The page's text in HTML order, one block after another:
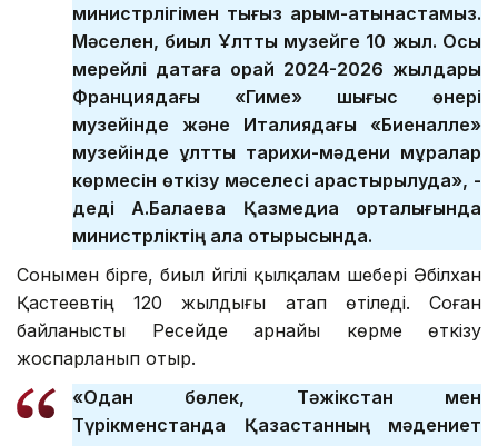
министрлігімен тығыз қарым-қатынастамыз.
Мәселен, биыл Ұлттық музейге 10 жыл. Осы
мерейлі датаға орай 2024-2026 жылдары
Франциядағы «Гиме» шығыс өнері
музейінде және Италиядағы «Биеналле»
музейінде ұлттық тарихи-мәдени мұралар
көрмесін өткізу мәселесі қарастырылуда», -
деді А.Балаева Қазмедиа орталығында
министрліктің алқа отырысында.
Сонымен бірге, биыл әйгілі қылқалам шебері Әбілхан
Қастеевтің 120 жылдығы атап өтіледі. Соған
байланысты Ресейде арнайы көрме өткізу
жоспарланып отыр.
«Одан бөлек, Тәжікстан мен
Түрікменстанда Қазақстанның мәдениет